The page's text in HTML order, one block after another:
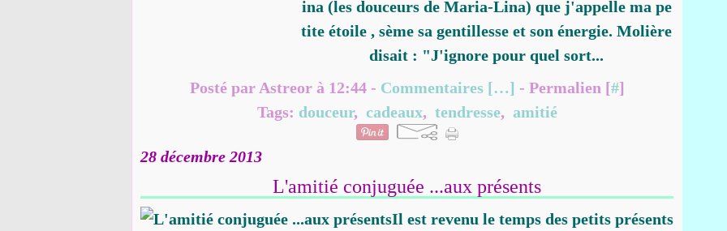
ina (les douceurs de Maria-Lina) que j'appelle ma pe
tite étoile , sème sa gentillesse et son énergie. Molière
disait : "J'ignore pour quel sort...
Posté par Astreor à 12:44 - Commentaires […] - Permalien [#]
Tags: douceur, cadeaux, tendresse, amitié
28 décembre 2013
L'amitié conjuguée ...aux présents
Il est revenu le temps des petits présents